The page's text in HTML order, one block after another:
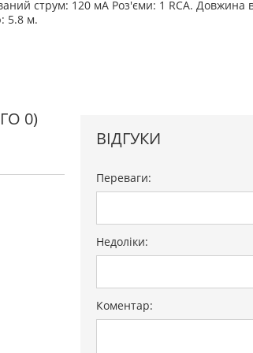
струм: 120 мА Роз'єми: 1 RCA. Довжина
5.8 м.
0)
ВІДГУКИ
Переваги:
Недоліки:
Коментар: